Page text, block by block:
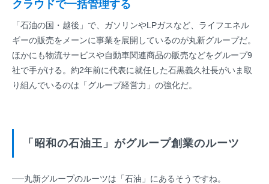
クラウドで一括管理する
「石油の国・越後」で、ガソリンやLPガスなど、ライフエネル
ギーの販売をメーンに事業を展開しているのが丸新グループだ。
ほかにも物流サービスや自動車関連商品の販売などをグループ9
社で手がける。約2年前に代表に就任した石黒義久社長がいま取
り組んでいるのは「グループ経営力」の強化だ。
「昭和の石油王」がグループ創業のルーツ
──丸新グループのルーツは「石油」にあるそうですね。